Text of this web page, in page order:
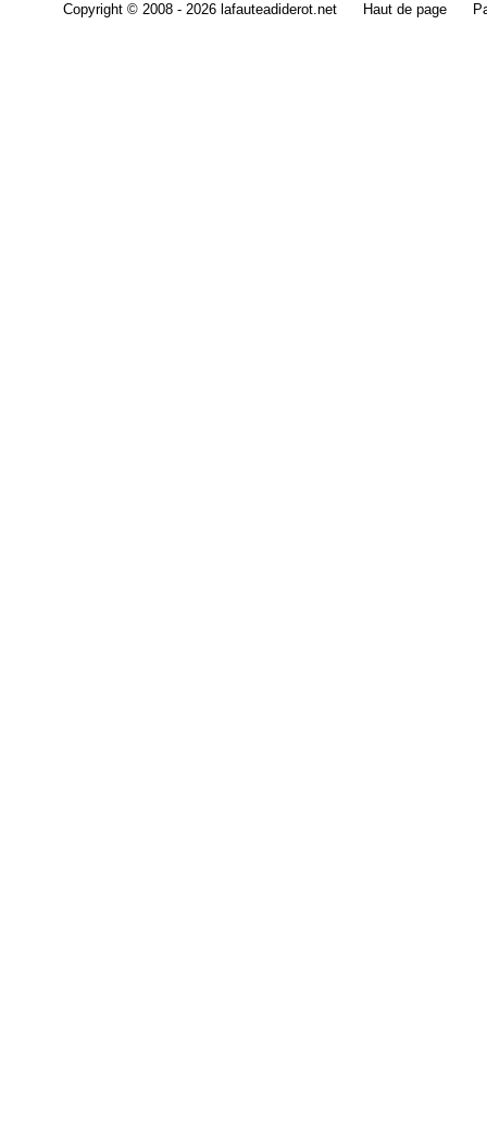
Copyright © 2008 - 2026 lafauteadiderot.net Haut de page